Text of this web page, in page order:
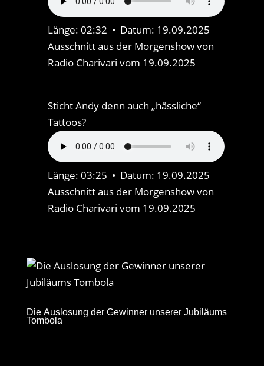
Länge: 02:32 • Datum: 19.09.2025
Ausschnitt aus der Morgenshow von
Radio Charivari vom 19.09.2025
Sticht Andy denn auch „hässliche“
Tattoos?
Länge: 03:25 • Datum: 19.09.2025
Ausschnitt aus der Morgenshow von
Radio Charivari vom 19.09.2025
Die Auslosung der Gewinner unserer Jubiläums
Tombola